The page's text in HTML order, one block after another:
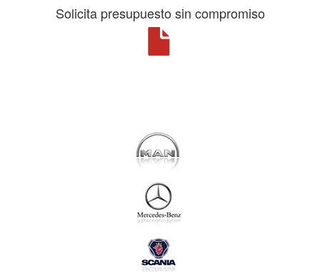
Solicita presupuesto sin compromiso